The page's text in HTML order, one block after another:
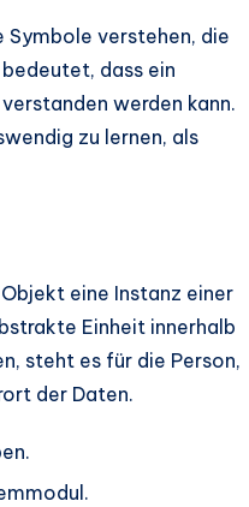
Symbole verstehen, die
dass ein
werden kann.
zu lernen, als
eine Instanz einer
Einheit innerhalb
steht es für die Person,
der Daten.